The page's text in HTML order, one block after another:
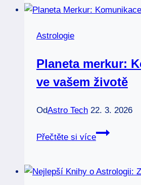
Očista
Astrologie
Planeta merkur:
ve vašem životě
OdAstro Tech 22. 3. 2026
Přečtěte si více
Planeta
ve